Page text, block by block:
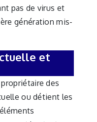
pas de virus et
génération mis-
et
des
ou détient les